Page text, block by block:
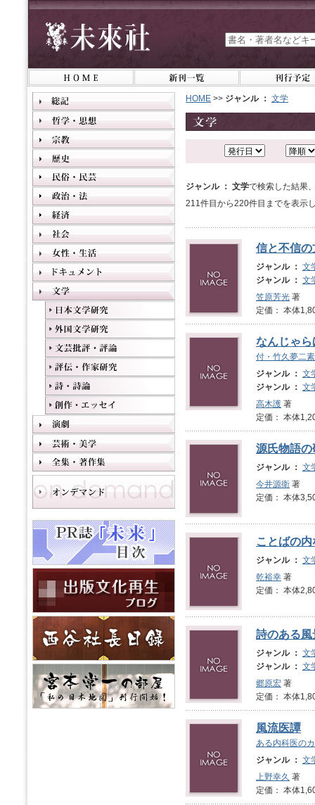
HOME >> ジャンル ： 文学
ジャンル ： 文学で検索した結果
211件目から220件目までを表示
信と不信の
ジャンル ： 文
ジャンル ： 文
笠原芳光 著
定価： 本体
なんじゃら
付・竹久夢二
ジャンル ： 文
ジャンル ： 文
高木護 著
定価： 本体
源氏物語の
ジャンル ： 文
今井源衛 著
定価： 本体
ことばの
ジャンル ： 文
乾裕幸 著
定価： 本体
詩のある風
ジャンル ： 文
ジャンル ： 文
郷原宏 著
定価： 本体
風流医譚
ある内科医の
ジャンル ： 文
上野幸久 著
定価： 本体